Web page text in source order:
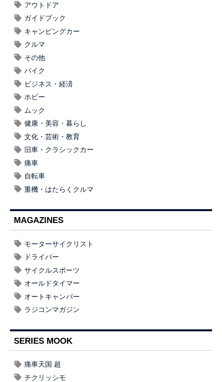
アウトドア
ガイドブック
キャンピングカー
クルマ
その他
バイク
ビジネス・経済
ホビー
ムック
健康・美容・暮らし
文化・芸術・教育
旧車・クラシックカー
痛車
自転車
重機・はたらくクルマ
MAGAZINES
モーターサイクリスト
ドライバー
サイクルスポーツ
オールドタイマー
オートキャンパー
ラジコンマガジン
SERIES MOOK
痛車天国 超
チクリッシモ